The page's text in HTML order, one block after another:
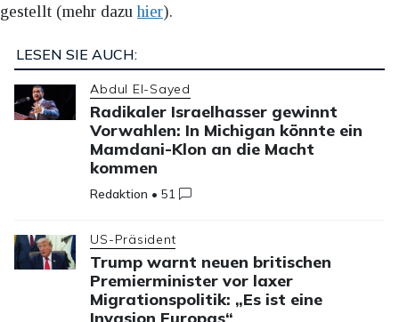
gestellt (mehr dazuhier).
LESEN SIE AUCH:
Abdul El-Sayed
Radikaler Israelhasser gewinnt
Vorwahlen: In Michigan könnte ein
Mamdani-Klon an die Macht
kommen
Redaktion •51
US-Präsident
Trump warnt neuen britischen
Premierminister vor laxer
Migrationspolitik: „Es ist eine